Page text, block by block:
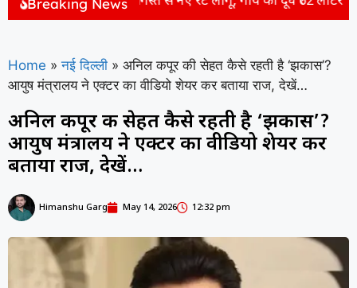
Breaking News
Home » नई दिल्ली » अनिल कपूर की सेहत कैसे रहती है ‘झकास’?
आयुष मंत्रालय ने एक्टर का वीडियो शेयर कर बताया राज, देखें…
अनिल कपूर की सेहत कैसे रहती है ‘झकास’?
आयुष मंत्रालय ने एक्टर का वीडियो शेयर कर
बताया राज, देखें…
Himanshu Garg May 14, 2026 12:32 pm